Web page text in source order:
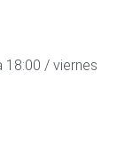
18:00 / viernes